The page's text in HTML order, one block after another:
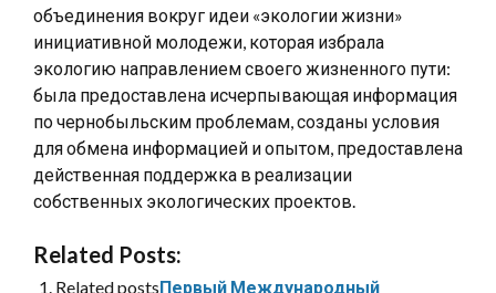
объединения вокруг идеи «экологии жизни»
инициативной молодежи, которая избрала
экологию направлением своего жизненного пути:
была предоставлена исчерпывающая информация
по чернобыльским проблемам, созданы условия
для обмена информацией и опытом, предоставлена
действенная поддержка в реализации
собственных экологических проектов.
Related Posts:
Related postsПервый Международный